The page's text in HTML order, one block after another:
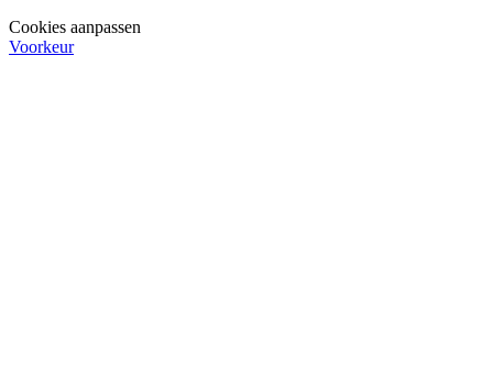
Cookies aanpassen
Voorkeur